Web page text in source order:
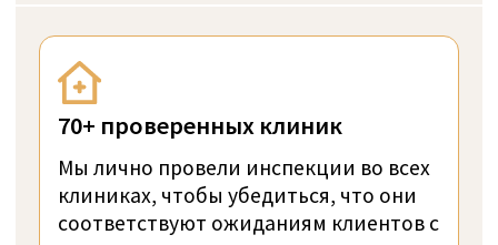
ПОЛУЧИТЬ ПЕРСОНАЛЬНОЕ
ПРЕДЛОЖЕНИЕ
отправив нам заявку/запрос на расчет.